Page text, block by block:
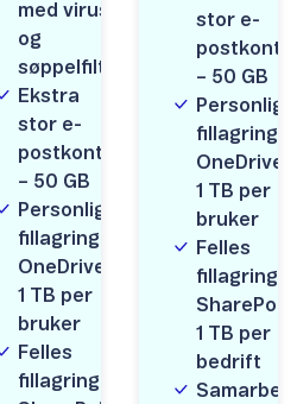
med virus
og
søppelfilter
Ekstra
stor e-
postkonto
– 50 GB
Personlig
fillagring i
OneDrive,
1 TB per
bruker
Felles
fillagring i
stor e-
postkonto
– 50 GB
Personlig
fillagring i
OneDrive,
1 TB per
bruker
Felles
fillagring i
1 TB per
bedrift
Samarbeid